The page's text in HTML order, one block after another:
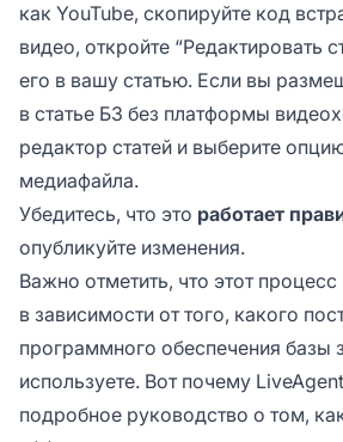
как YouTube, скопируйте код
видео, откройте “Редактировать
его в вашу статью. Если вы
в статье БЗ без платформы
редактор статей и выберите
медиафайла.
Убедитесь, что это работает
опубликуйте изменения.
Важно отметить, что этот
в зависимости от того, какого
программного обеспечения базы
используете. Вот почему
подробное руководство о том,